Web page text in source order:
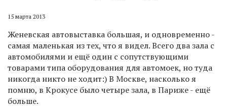
15 марта 2013
Женевская автовыставка большая, и одновременно -
самая маленькая из тех, что я видел. Всего два зала с
автомобилями и ещё один с сопутствующими
товарами типа оборудования для автомоек, но туда
никогда никто не ходит:) В Москве, насколько я
помню, в Крокусе было четыре зала, в Париже - ещё
больше.